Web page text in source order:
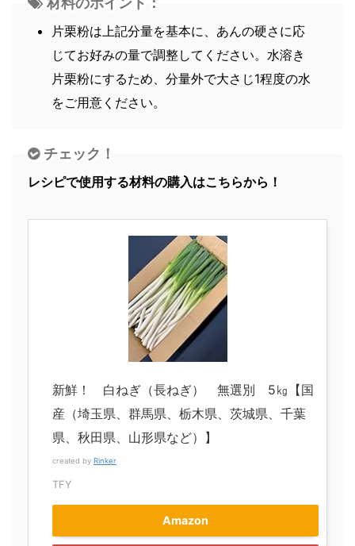
片栗粉は上記分量を基本に、あんの硬さに応
じてお好みの量で調整してください。水溶き
片栗粉にするため、分量外で大さじ1程度の水
をご用意ください。
チェック！
レシピで使用する材料の購入はこちらから！
新鮮！ 白ねぎ（長ねぎ） 無選別 5㎏【国
産（埼玉県、群馬県、栃木県、茨城県、千葉
県、秋田県、山形県など）】
created by Rinker
TFY
Amazon